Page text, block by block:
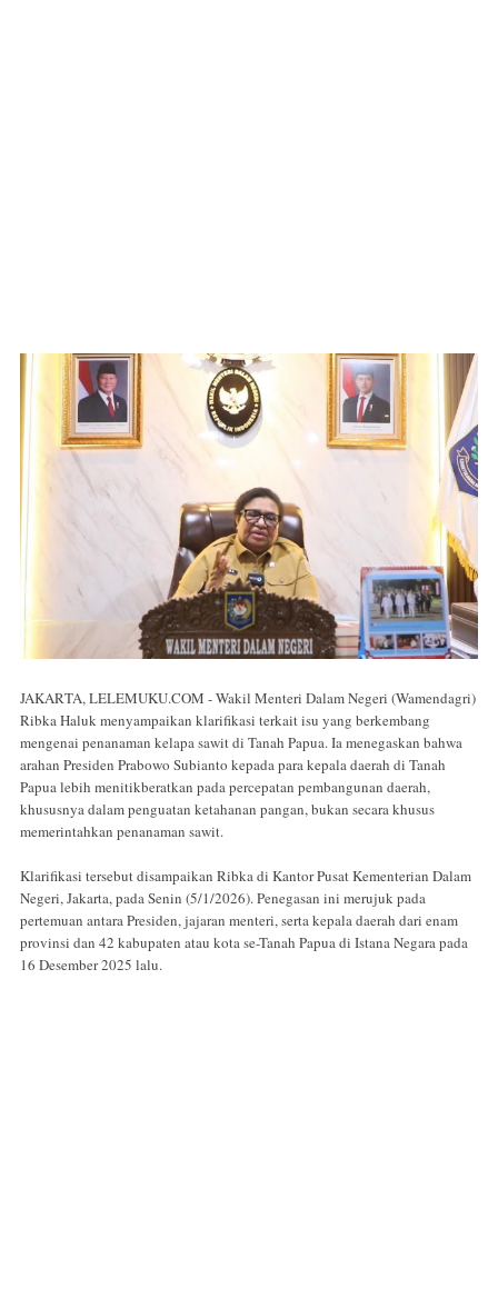
JAKARTA, LELEMUKU.COM - Wakil Menteri Dalam Negeri (Wamendagri)
Ribka Haluk menyampaikan klarifikasi terkait isu yang berkembang
mengenai penanaman kelapa sawit di Tanah Papua. Ia menegaskan bahwa
arahan Presiden Prabowo Subianto kepada para kepala daerah di Tanah
Papua lebih menitikberatkan pada percepatan pembangunan daerah,
khususnya dalam penguatan ketahanan pangan, bukan secara khusus
memerintahkan penanaman sawit.
Klarifikasi tersebut disampaikan Ribka di Kantor Pusat Kementerian Dalam
Negeri, Jakarta, pada Senin (5/1/2026). Penegasan ini merujuk pada
pertemuan antara Presiden, jajaran menteri, serta kepala daerah dari enam
provinsi dan 42 kabupaten atau kota se-Tanah Papua di Istana Negara pada
16 Desember 2025 lalu.